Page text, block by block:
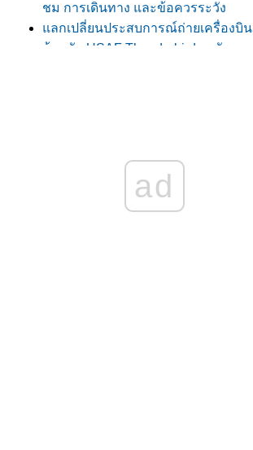
ชม การเดินทาง และข้อควรระวัง
ลกเปลี่ยนประสบการณ์ถ่ายเครื่องบิน
ต้อนรับ USAF Thunderbirds ครับ
อุ่นเครื่อง .... Skyman In Bangalore
สาระมาน้อย .... Tag มาเยอะ
ad